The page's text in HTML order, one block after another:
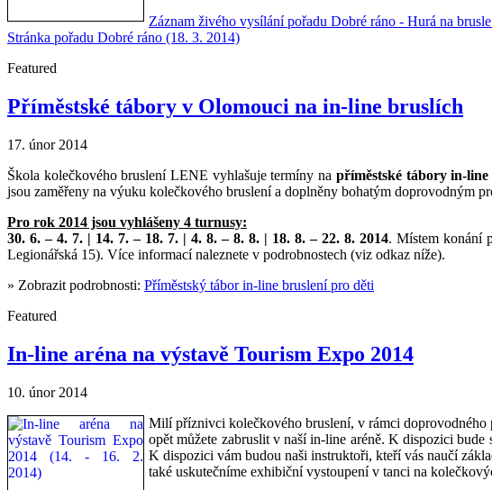
Záznam živého vysílání pořadu Dobré ráno - Hurá na
Stránka pořadu Dobré ráno (18. 3. 2014)
Featured
Příměstské tábory v Olomouci na in-line bruslích
17. únor 2014
Škola kolečkového bruslení LENE vyhlašuje termíny na příměstské tábory in-
jsou zaměřeny na výuku kolečkového bruslení a doplněny bohatým doprovodným
Pro rok 2014 jsou vyhlášeny 4 turnusy:
30. 6. – 4. 7. | 14. 7. – 18. 7. | 4. 8. – 8. 8. | 18. 8. – 22. 8. 2014. Místem konání
Legionářská 15). Více informací naleznete v podrobnostech (viz odkaz níže).
» Zobrazit podrobnosti: Příměstský tábor in-line bruslení pro děti
Featured
In-line aréna na výstavě Tourism Expo 2014
10. únor 2014
Milí příznivci kolečkového bruslení, v rámci doprovodného
opět můžete zabruslit v naší in-line aréně. K dispozici bude
K dispozici vám budou naši instruktoři, kteří vás naučí
také uskutečníme exhibiční vystoupení v tanci na